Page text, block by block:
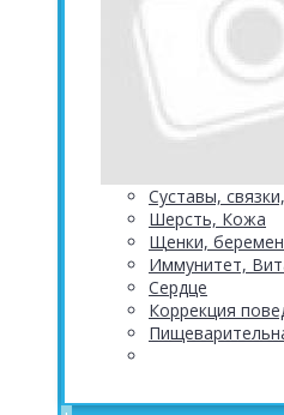
Суставы,
Шерсть, Кожа
Щенки,
Иммунитет,
Сердце
Коррекция